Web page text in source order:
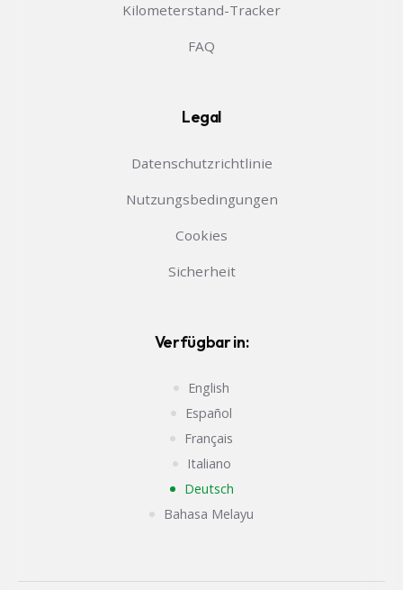
Kilometerstand-Tracker
FAQ
Legal
Datenschutzrichtlinie
Nutzungsbedingungen
Cookies
Sicherheit
Verfügbar in:
English
Español
Français
Italiano
Deutsch
Bahasa Melayu